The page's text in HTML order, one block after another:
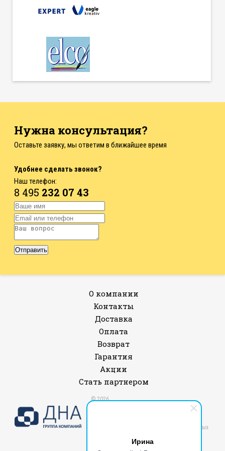
Ирина
Нужна консультация?
Оставьте заявку, мы ответим в ближайшее время
Удобнее сделать звонок?
Наш телефон:
8 495 232 07 43
© 2026
Политика конфиденциальности и защиты
Согласие на обработку персональных данных
О компании
Контакты
Доставка
Оплата
Возврат
Гарантия
Акции
Стать партнером